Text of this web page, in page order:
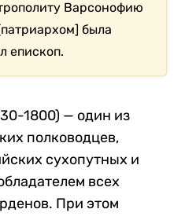
Варсонофию
была
епископ.
1800) — один из
полководцев,
сухопутных и
всех
При этом